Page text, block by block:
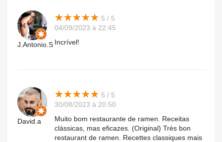
J.Antonio.S
★★★★★
★★★★★ 5 / 5
04/09/2023 à 22:45
Incrível!
David.a
★★★★★
★★★★★ 5 / 5
30/08/2023 à 20:50
Muito bom restaurante de ramen. Receitas
clássicas, mas eficazes. (Original) Très bon
restaurant de ramen. Recettes classiques mais